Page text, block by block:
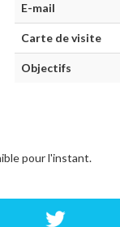
E-mail
Carte de visite
Objectifs
pour l'instant.